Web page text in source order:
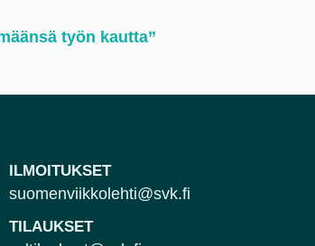
työn kautta”
ILMOITUKSET
suomenviikkolehti@svk.fi
TILAUKSET